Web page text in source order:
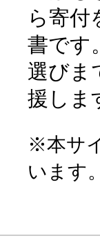
ら寄付
書です
選びま
援しま
※本サ
います。